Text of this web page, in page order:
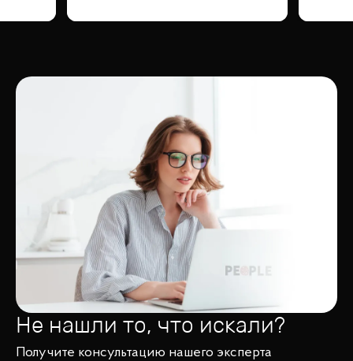
Не нашли то, что искали?
Получите консультацию нашего эксперта